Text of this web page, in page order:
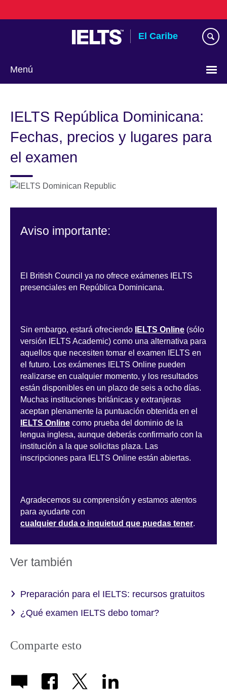
to
El Caribe
Menú
language
IELTS República Dominicana:
Fechas, precios y lugares para
el examen
Aviso importante:
El British Council ya no ofrece exámenes IELTS
presenciales en República Dominicana.
Sin embargo, estará ofreciendo IELTS Online (sólo
versión IELTS Academic) como una alternativa para
aquellos que necesiten tomar el examen IELTS en
el futuro. Los exámenes IELTS Online pueden
realizarse en cualquier momento, y los resultados
están disponibles en un plazo de seis a ocho días.
Muchas instituciones británicas y extranjeras
aceptan plenamente la puntuación obtenida en el
IELTS Online como prueba del dominio de la
lengua inglesa, aunque deberás confirmarlo con la
institución a la que solicitas plaza. Las
inscripciones para IELTS Online están abiertas.
Agradecemos su comprensión y estamos atentos
para ayudarte con
cualquier duda o inquietud que puedas tener.
Ver también
Preparación para el IELTS: recursos gratuitos
¿Qué examen IELTS debo tomar?
Comparte esto